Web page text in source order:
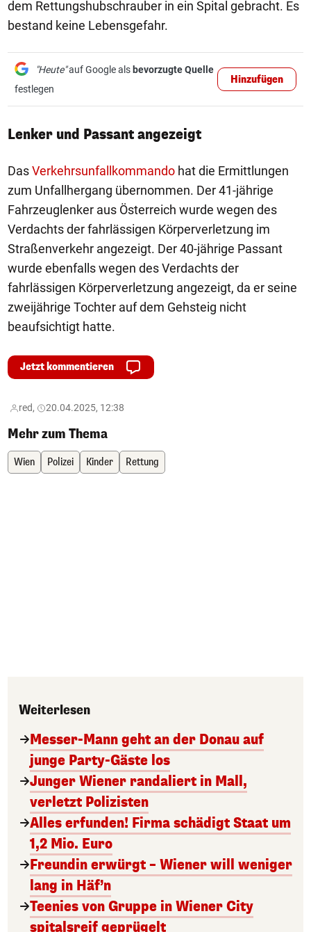
dem Rettungshubschrauber in ein Spital gebracht. Es
bestand keine Lebensgefahr.
"Heute"auf Google als bevorzugte Quelle
festlegen
Hinzufügen
Lenker und Passant angezeigt
DasVerkehrsunfallkommando hat die Ermittlungen
zum Unfallhergang übernommen. Der 41-jährige
Fahrzeuglenker aus Österreich wurde wegen des
Verdachts der fahrlässigen Körperverletzung im
Straßenverkehr angezeigt. Der 40-jährige Passant
wurde ebenfalls wegen des Verdachts der
fahrlässigen Körperverletzung angezeigt, da er seine
zweijährige Tochter auf dem Gehsteig nicht
beaufsichtigt hatte.
Jetzt kommentieren
red, 20.04.2025, 12:38
Mehr zum Thema
Wien Polizei Kinder Rettung
Weiterlesen
Messer-Mann geht an der Donau auf
junge Party-Gäste los
Junger Wiener randaliert in Mall,
verletzt Polizisten
Alles erfunden! Firma schädigt Staat um
1,2 Mio. Euro
Freundin erwürgt – Wiener will weniger
lang in Häf’n
Teenies von Gruppe in Wiener City
spitalsreif geprügelt